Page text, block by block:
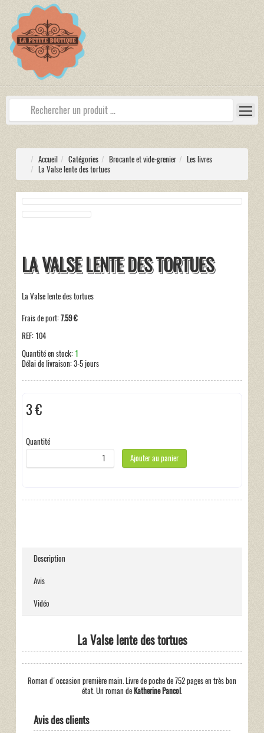
Accueil Catégories Brocante et vide-grenier
Les livres
La Valse lente des tortues
LA VALSE LENTE DES TORTUES
La Valse lente des tortues
Frais de port:7.59 €
REF: 104
Quantité en stock: 1
Délai de livraison:3-5 jours
3 €
Quantité
Ajouter au panier
Description
Avis
Vidéo
La Valse lente des tortues
Roman d'occasion première main. Livre de poche de 752 pages en très bon
état. Un roman de Katherine Pancol.
Avis des clients